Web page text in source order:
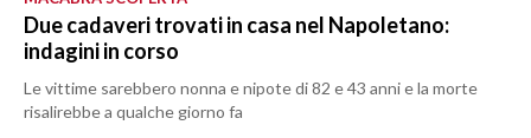
Due cadaveri trovati in casa nel Napoletano:
indagini in corso
Le vittime sarebbero nonna e nipote di 82 e 43 anni e la morte
risalirebbe a qualche giorno fa